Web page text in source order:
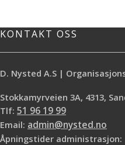
KONTAKT OSS
D. Nysted A.S |
Stokkamyrveien 3A, 4313,
Tlf: 51 96 19 99
Email: admin@nysted.no
Åpningstider administrasjon: